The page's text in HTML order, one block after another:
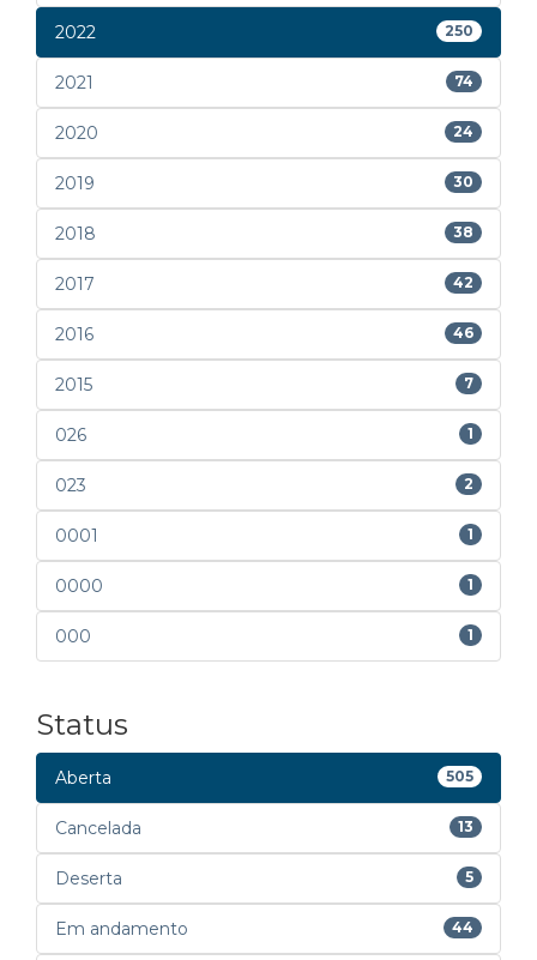
2022 250
2021 74
2020 24
2019 30
2018 38
2017 42
2016 46
2015 7
026 1
023 2
0001 1
0000 1
000 1
Status
Aberta 505
Cancelada 13
Deserta 5
Em andamento 44